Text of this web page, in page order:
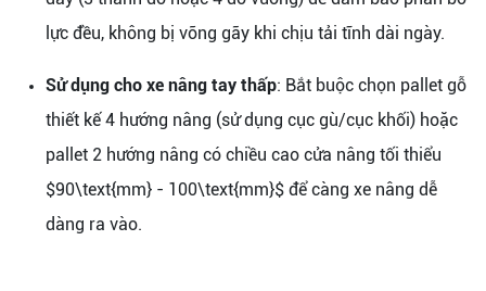
lực đều, không bị võng gãy khi chịu tải tĩnh dài ngày.
Sử dụng cho xe nâng tay thấp: Bắt buộc chọn pallet gỗ
thiết kế 4 hướng nâng (sử dụng cục gù/cục khối) hoặc
pallet 2 hướng nâng có chiều cao cửa nâng tối thiểu
$90\text{mm} - 100\text{mm}$ để càng xe nâng dễ
dàng ra vào.